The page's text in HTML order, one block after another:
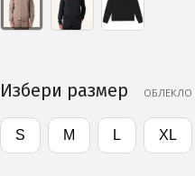
Избери размер ОБЛЕКЛО
S M L XL